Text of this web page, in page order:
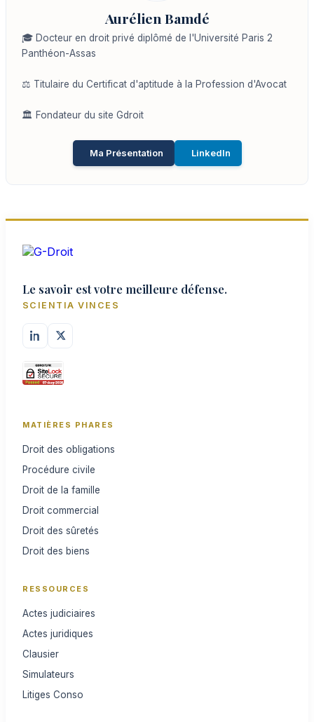
Aurélien Bamdé
🎓 Docteur en droit privé diplômé de l'Université Paris 2
Panthéon-Assas
⚖️ Titulaire du Certificat d'aptitude à la Profession d'Avocat
🏛️ Fondateur du site Gdroit
Ma Présentation LinkedIn
Le savoir est votre meilleure défense.
SCIENTIA VINCES
MATIÈRES PHARES
Droit des obligations
Procédure civile
Droit de la famille
Droit commercial
Droit des sûretés
Droit des biens
RESSOURCES
Actes judiciaires
Actes juridiques
Clausier
Simulateurs
Litiges Conso